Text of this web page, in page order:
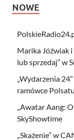
NOWE
Marika Jóźwiak
lub sprzedaj” w
„Wydarzenia
ramówce Polsatu
„Awatar Aang:
SkyShowtime
„Skażenie” w